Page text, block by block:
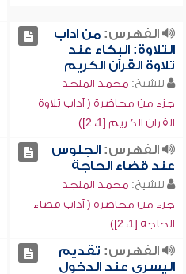
الفهرس:من آداب
التلاوة: البكاء عند
تلاوة القرآن الكريم
للشيخ: محمد المنجد
جزء من محاضرة ( آداب تلاوة
القرآن الكريم [1، 2])
الفهرس:الجلوس
عند قضاء الحاجة
للشيخ: محمد المنجد
جزء من محاضرة ( آداب قضاء
الحاجة [1، 2])
الفهرس: تقديم
اليسرى عند الدخول